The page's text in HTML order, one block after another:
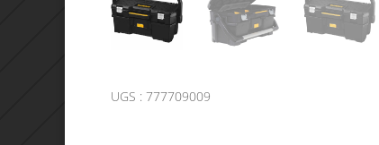
UGS : 777709009